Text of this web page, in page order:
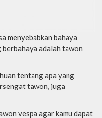
menyebabkan bahaya
berbahaya adalah tawon
tentang apa yang
tawon, juga
vespa agar kamu dapat